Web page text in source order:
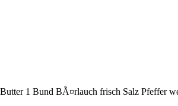
1 Bund BÃ¤rlauch frisch Salz Pfeffer